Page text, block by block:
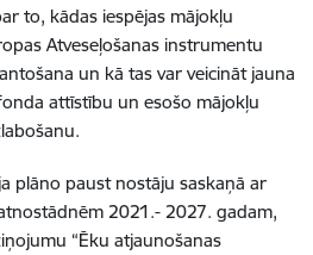
to, kādas iespējas mājokļu
Atveseļošanas instrumentu
un kā tas var veicināt jauna
attīstību un esošo mājokļu
plāno paust nostāju saskaņā ar
2021.- 2027. gadam,
“Ēku atjaunošanas